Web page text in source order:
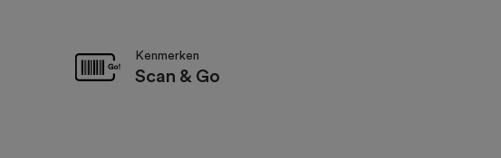
Kenmerken
Scan & Go